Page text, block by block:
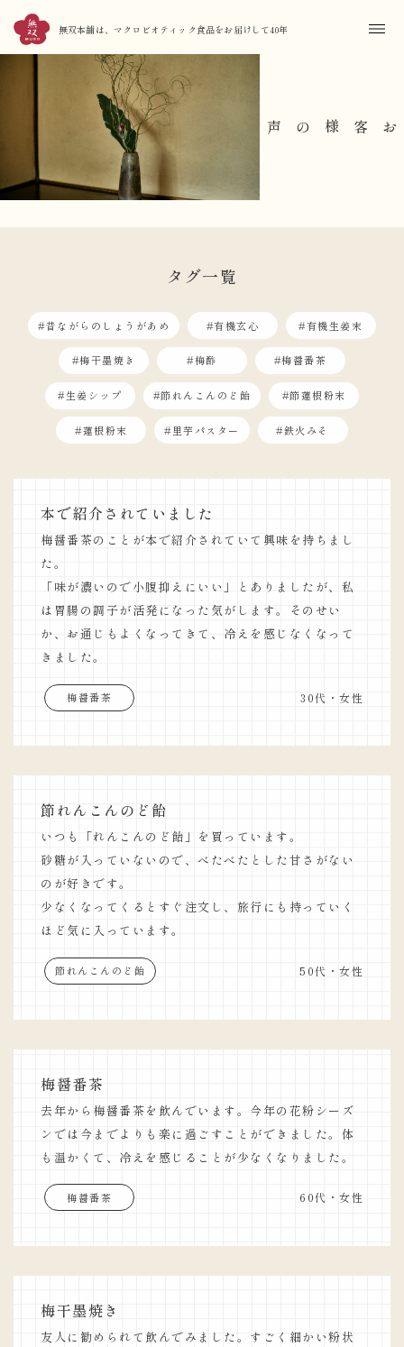
無双本舗は、マクロビオティック食品をお届けして40年
お客様の声
タグ一覧
#昔ながらのしょうがあめ #有機玄心 #有機生姜末
#梅干墨焼き #梅酢 #梅醤番茶
#生姜シップ #節れんこんのど飴 #節蓮根粉末
#蓮根粉末 #里芋パスター #鉄火みそ
本で紹介されていました
梅醤番茶のことが本で紹介されていて興味を持ちまし
た。
「味が濃いので小腹抑えにいい」とありましたが、私
は胃腸の調子が活発になった気がします。そのせい
か、お通じもよくなってきて、冷えを感じなくなって
きました。
梅醤番茶 30代・女性
節れんこんのど飴
いつも「れんこんのど飴」を買っています。
砂糖が入っていないので、べたべたとした甘さがない
のが好きです。
少なくなってくるとすぐ注文し、旅行にも持っていく
ほど気に入っています。
節れんこんのど飴 50代・女性
梅醤番茶
去年から梅醤番茶を飲んでいます。今年の花粉シーズ
ンでは今までよりも楽に過ごすことができました。体
も温かくて、冷えを感じることが少なくなりました。
梅醤番茶 60代・女性
梅干墨焼き
友人に勧められて飲んでみました。すごく細かい粉状